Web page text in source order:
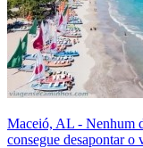
Maceió, AL - Nenhum
consegue desapontar o